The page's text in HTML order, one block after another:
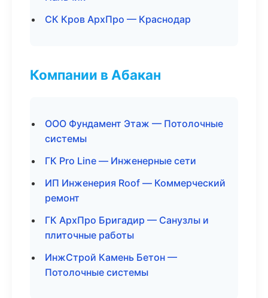
СК Кров АрхПро — Краснодар
Компании в Абакан
ООО Фундамент Этаж — Потолочные
системы
ГК Pro Line — Инженерные сети
ИП Инженерия Roof — Коммерческий
ремонт
ГК АрхПро Бригадир — Санузлы и
плиточные работы
ИнжСтрой Камень Бетон —
Потолочные системы